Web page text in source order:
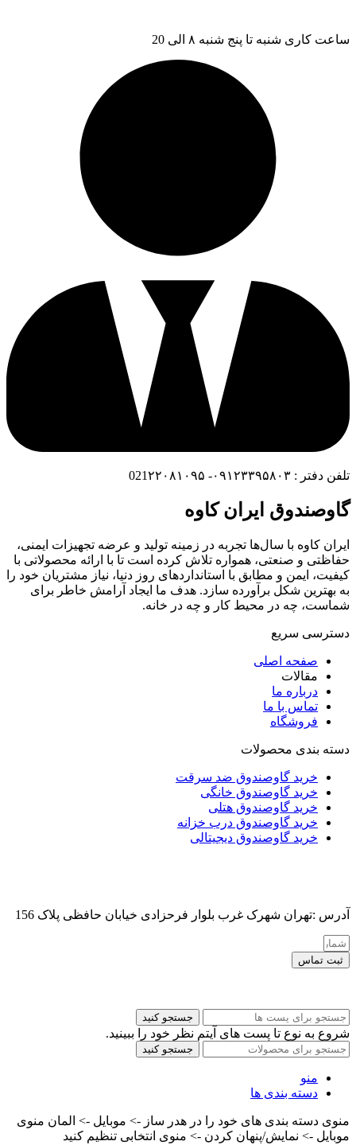
ساعت کاری شنبه تا پنج شنبه ۸ الی 20
تلفن دفتر : ۰۹۱۲۳۳۹۵۸۰۳- 021۲۲۰۸۱۰۹۵
گاوصندوق ایران کاوه
ایران کاوه با سال‌ها تجربه در زمینه تولید و عرضه تجهیزات ایمنی،
حفاظتی و صنعتی، همواره تلاش کرده است تا با ارائه محصولاتی با
کیفیت، ایمن و مطابق با استانداردهای روز دنیا، نیاز مشتریان خود را
به بهترین شکل برآورده سازد. هدف ما ایجاد آرامش خاطر برای
شماست، چه در محیط کار و چه در خانه.
دسترسی سریع
صفحه اصلی
مقالات
درباره ما
تماس با ما
فروشگاه
دسته بندی محصولات
خرید گاوصندوق ضد سرقت
خرید گاوصندوق خانگی
خرید گاوصندوق هتلی
خرید گاوصندوق درب خزانه
خرید گاوصندوق دیجیتالی
آدرس :تهران شهرک غرب بلوار فرحزادی خیابان حافظی پلاک 156
ثبت تماس
جستجو کنید
شروع به نوع تا پست های آیتم نظر خود را ببینید.
جستجو کنید
منو
دسته بندی ها
منوی دسته بندی های خود را در هدر ساز -> موبایل -> المان منوی
موبایل -> نمایش/پنهان کردن -> منوی انتخابی تنظیم کنید